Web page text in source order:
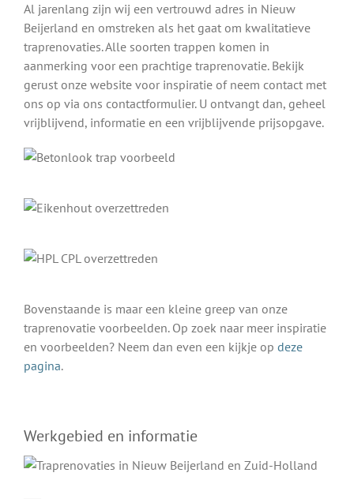
Al jarenlang zijn wij een vertrouwd adres in Nieuw
Beijerland en omstreken als het gaat om kwalitatieve
traprenovaties. Alle soorten trappen komen in
aanmerking voor een prachtige traprenovatie. Bekijk
gerust onze website voor inspiratie of neem contact met
ons op via ons contactformulier. U ontvangt dan, geheel
vrijblijvend, informatie en een vrijblijvende prijsopgave.
Bovenstaande is maar een kleine greep van onze
traprenovatie voorbeelden. Op zoek naar meer inspiratie
en voorbeelden? Neem dan even een kijkje op deze
pagina.
Werkgebied en informatie